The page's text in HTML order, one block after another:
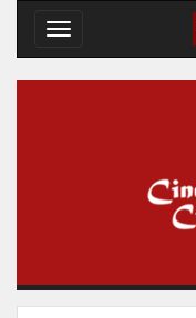
Toggle